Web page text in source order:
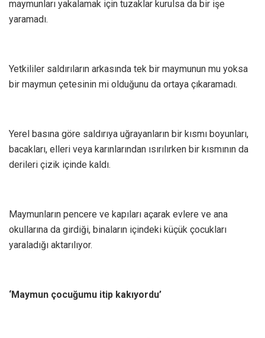
maymunları yakalamak için tuzaklar kurulsa da bir işe
yaramadı.
Yetkililer saldırıların arkasında tek bir maymunun mu yoksa
bir maymun çetesinin mi olduğunu da ortaya çıkaramadı.
Yerel basına göre saldırıya uğrayanların bir kısmı boyunları,
bacakları, elleri veya karınlarından ısırılırken bir kısmının da
derileri çizik içinde kaldı.
Maymunların pencere ve kapıları açarak evlere ve ana
okullarına da girdiği, binaların içindeki küçük çocukları
yaraladığı aktarılıyor.
‘Maymun çocuğumu itip kakıyordu’